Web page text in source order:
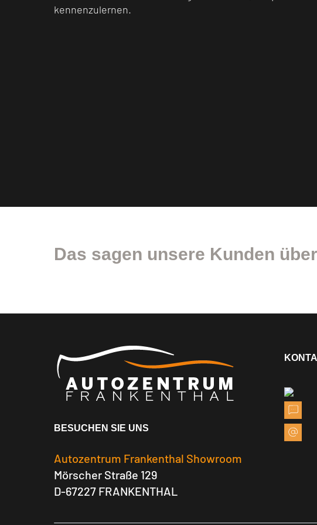
kennenzulernen.
Das sagen unsere Kunden
BESUCHEN SIE UNS
Autozentrum Frankenthal Showroom
Mörscher Straße 129
D-67227 FRANKENTHAL